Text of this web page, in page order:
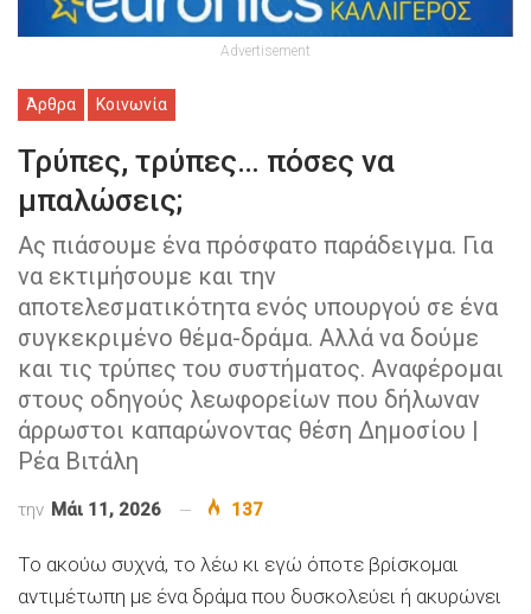
Advertisement
Άρθρα Κοινωνία
Τρύπες, τρύπες… πόσες να
μπαλώσεις;
Ας πιάσουμε ένα πρόσφατο παράδειγμα. Για
να εκτιμήσουμε και την
αποτελεσματικότητα ενός υπουργού σε ένα
συγκεκριμένο θέμα-δράμα. Αλλά να δούμε
και τις τρύπες του συστήματος. Αναφέρομαι
στους οδηγούς λεωφορείων που δήλωναν
άρρωστοι καπαρώνοντας θέση Δημοσίου |
Ρέα Βιτάλη
την Μάι 11, 2026 137
Το ακούω συχνά, το λέω κι εγώ όποτε βρίσκομαι
αντιμέτωπη με ένα δράμα που δυσκολεύει ή ακυρώνει